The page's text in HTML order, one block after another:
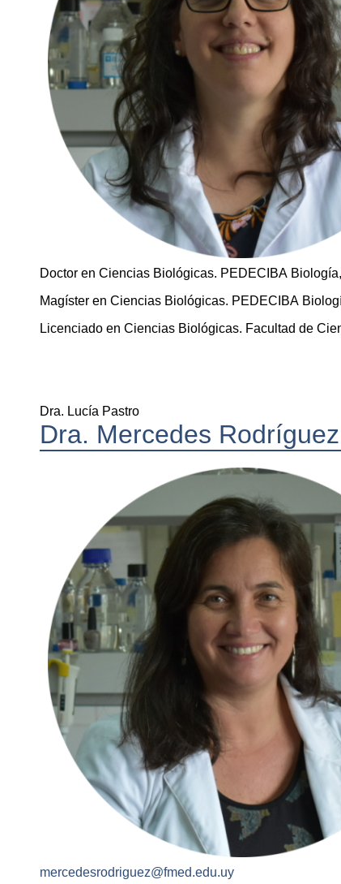
Doctor en Ciencias Biológicas. PEDECIBA
Magíster en Ciencias Biológicas. PEDECIBA
Licenciado en Ciencias Biológicas. Facultad de
Dra. Lucía Pastro
Dra. Mercedes
mercedesrodriguez@fmed.edu.uy